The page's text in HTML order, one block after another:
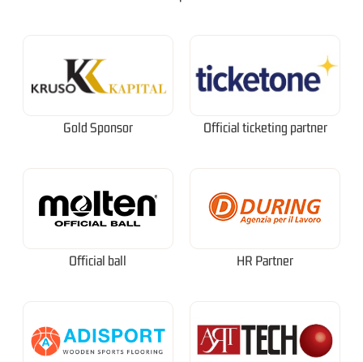
Gold Sponsor Official ticketing partner
Official ball HR Partner